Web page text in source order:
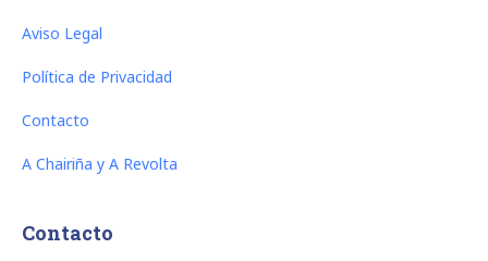
Aviso Legal
Política de Privacidad
Contacto
A Chairiña y A Revolta
Contacto